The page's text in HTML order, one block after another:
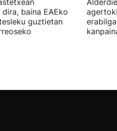
baina EAEko
guztietan